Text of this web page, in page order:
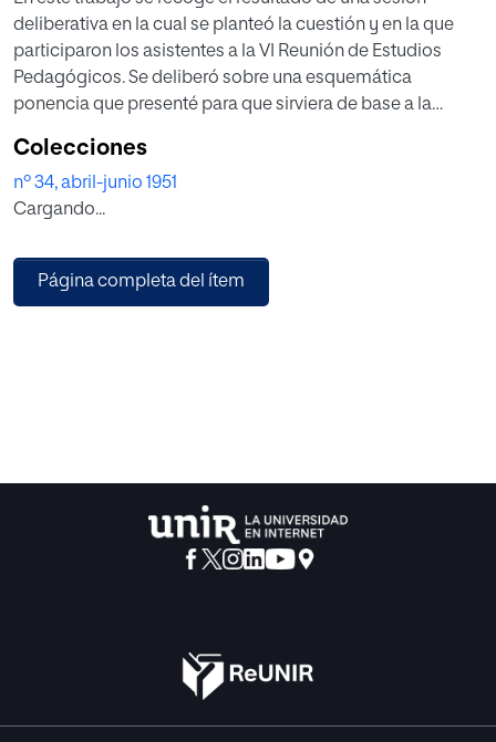
deliberativa en la cual se planteó la cuestión y en la que
participaron los asistentes a la VI Reunión de Estudios
Pedagógicos. Se deliberó sobre una esquemática
ponencia que presenté para que sirviera de base a la
Colecciones
nº 34, abril-junio 1951
Cargando...
Página completa del ítem